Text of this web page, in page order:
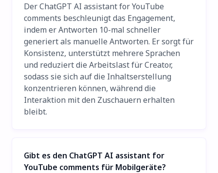
Der ChatGPT AI assistant for YouTube
comments beschleunigt das Engagement,
indem er Antworten 10-mal schneller
generiert als manuelle Antworten. Er sorgt für
Konsistenz, unterstützt mehrere Sprachen
und reduziert die Arbeitslast für Creator,
sodass sie sich auf die Inhaltserstellung
konzentrieren können, während die
Interaktion mit den Zuschauern erhalten
bleibt.
Gibt es den ChatGPT AI assistant for
YouTube comments für Mobilgeräte?